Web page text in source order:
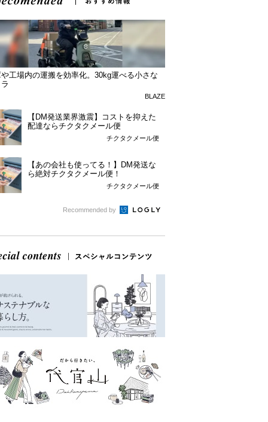
工場内の運搬を効率化。30kg運べる小さな
BLAZE
【DM発送業界激震】コストを抑えた
配達ならチクタクメール便
チクタクメール便
【あの会社も使ってる！】DM発送な
ら絶対チクタクメール便！
チクタクメール便
Recommended by